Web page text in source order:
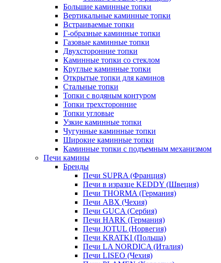
Большие каминные топки
Вертикальные каминные топки
Встраиваемые топки
Г-образные каминные топки
Газовые каминные топки
Двухсторонние топки
Каминные топки со стеклом
Круглые каминные топки
Открытые топки для каминов
Стальные топки
Топки с водяным контуром
Топки трехсторонние
Топки угловые
Узкие каминные топки
Чугунные каминные топки
Широкие каминные топки
Каминные топки с подъемным механизмом
Печи камины
Бренды
Печи SUPRA (Франция)
Печи в изразце KEDDY (Швеция)
Печи THORMA (Германия)
Печи ABX (Чехия)
Печи GUCA (Сербия)
Печи HARK (Германия)
Печи JOTUL (Норвегия)
Печи KRATKI (Польша)
Печи LA NORDICA (Италия)
Печи LISEO (Чехия)